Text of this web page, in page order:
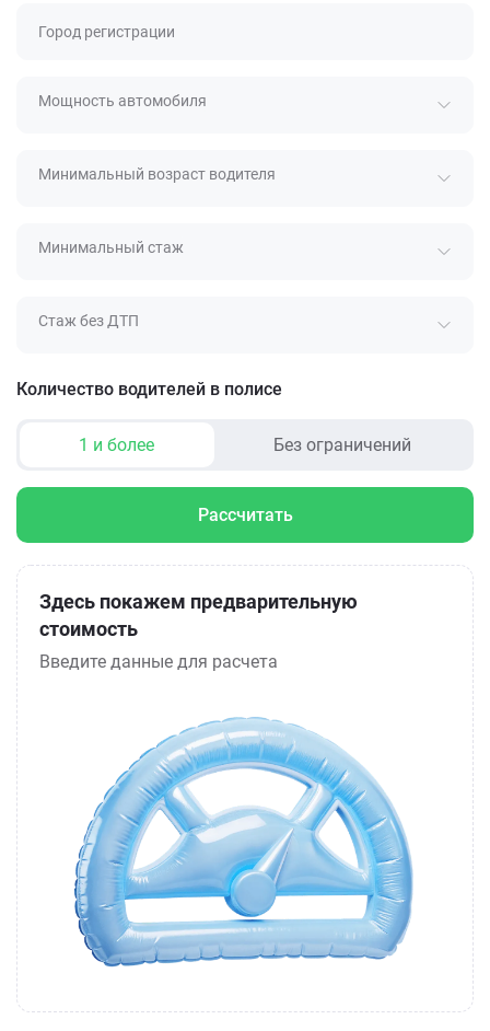
Город регистрации
Мощность автомобиля
Минимальный возраст водителя
Минимальный стаж
Стаж без ДТП
Количество водителей в полисе
1 и более Без ограничений
Рассчитать
Здесь покажем предварительную
стоимость
Введите данные для расчета